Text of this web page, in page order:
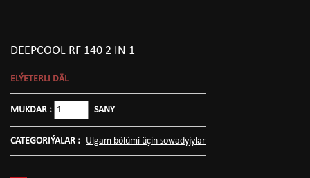
DEEPCOOL RF 140 2 IN 1
ELÝETERLI DÄL
MUKDAR : SANY
CATEGORIÝALAR : Ulgam bölümi üçin sowadyjylar